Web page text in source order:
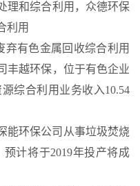
理和综合利用，众德环保
利用
弃有色金属回收综合利用
丰越环保，位于有色企业
综合利用业务收入10.54
能环保公司从事垃圾焚烧
计将于2019年投产将成